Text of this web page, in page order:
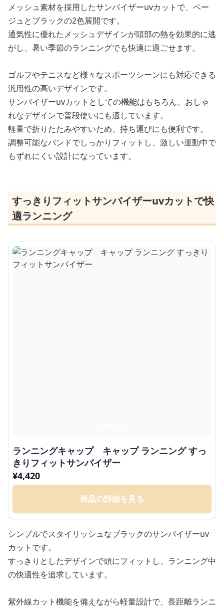
メッシュ素材を採用したサンバイザーuvカットで、ベー
ジュとブラックの2色展開です。
通気性に優れたメッシュデザインが頭部の熱を効果的に逃
がし、暑い季節のランニングでも快適に過ごせます。
ゴルフやテニスなど様々なスポーツシーンにも対応できる
汎用性の高いデザインです。
サンバイザーuvカットとしての機能はもちろん、おしゃ
れなデザインで普段使いにも適しています。
軽量で折りたたみやすいため、持ち運びにも便利です。
調整可能なバンドでしっかりフィットし、激しい運動中で
もずれにくい設計になっています。
すっきりフィットサンバイザーuvカットで快
適ランニング
ランニングキャップ キャップ ランニング すっ
きりフィットサンバイザー
¥4,420
商品の詳細を見る
シンプルでスタイリッシュなブラックのサンバイザーuv
カットです。
すっきりとしたデザインで頭にフィットし、ランニング中
の快適性を追求しています。
紫外線カット機能を備えながら軽量設計で、長距離ランニ